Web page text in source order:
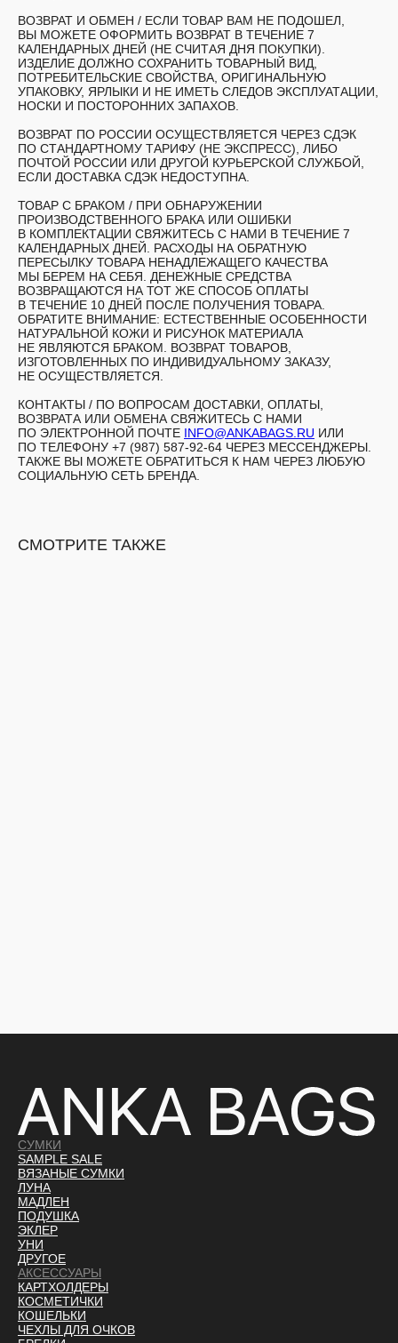
ВОЗВРАТ И ОБМЕН / ЕСЛИ ТОВАР ВАМ НЕ ПОДОШЕЛ,
ВЫ МОЖЕТЕ ОФОРМИТЬ ВОЗВРАТ В ТЕЧЕНИЕ 7
КАЛЕНДАРНЫХ ДНЕЙ (НЕ СЧИТАЯ ДНЯ ПОКУПКИ).
ИЗДЕЛИЕ ДОЛЖНО СОХРАНИТЬ ТОВАРНЫЙ ВИД,
ПОТРЕБИТЕЛЬСКИЕ СВОЙСТВА, ОРИГИНАЛЬНУЮ
УПАКОВКУ, ЯРЛЫКИ И НЕ ИМЕТЬ СЛЕДОВ ЭКСПЛУАТАЦИИ,
НОСКИ И ПОСТОРОННИХ ЗАПАХОВ.
ВОЗВРАТ ПО РОССИИ ОСУЩЕСТВЛЯЕТСЯ ЧЕРЕЗ СДЭК
ПО СТАНДАРТНОМУ ТАРИФУ (НЕ ЭКСПРЕСС), ЛИБО
ПОЧТОЙ РОССИИ ИЛИ ДРУГОЙ КУРЬЕРСКОЙ СЛУЖБОЙ,
ЕСЛИ ДОСТАВКА СДЭК НЕДОСТУПНА.
ТОВАР С БРАКОМ / ПРИ ОБНАРУЖЕНИИ
ПРОИЗВОДСТВЕННОГО БРАКА ИЛИ ОШИБКИ
В КОМПЛЕКТАЦИИ СВЯЖИТЕСЬ С НАМИ В ТЕЧЕНИЕ 7
КАЛЕНДАРНЫХ ДНЕЙ. РАСХОДЫ НА ОБРАТНУЮ
ПЕРЕСЫЛКУ ТОВАРА НЕНАДЛЕЖАЩЕГО КАЧЕСТВА
МЫ БЕРЕМ НА СЕБЯ. ДЕНЕЖНЫЕ СРЕДСТВА
ВОЗВРАЩАЮТСЯ НА ТОТ ЖЕ СПОСОБ ОПЛАТЫ
В ТЕЧЕНИЕ 10 ДНЕЙ ПОСЛЕ ПОЛУЧЕНИЯ ТОВАРА.
ОБРАТИТЕ ВНИМАНИЕ: ЕСТЕСТВЕННЫЕ ОСОБЕННОСТИ
НАТУРАЛЬНОЙ КОЖИ И РИСУНОК МАТЕРИАЛА
НЕ ЯВЛЯЮТСЯ БРАКОМ. ВОЗВРАТ ТОВАРОВ,
ИЗГОТОВЛЕННЫХ ПО ИНДИВИДУАЛЬНОМУ ЗАКАЗУ,
НЕ ОСУЩЕСТВЛЯЕТСЯ.
КОНТАКТЫ / ПО ВОПРОСАМ ДОСТАВКИ, ОПЛАТЫ,
ВОЗВРАТА ИЛИ ОБМЕНА СВЯЖИТЕСЬ С НАМИ
ПО ЭЛЕКТРОННОЙ ПОЧТЕ INFO@ANKABAGS.RU ИЛИ
ПО ТЕЛЕФОНУ +7 (987) 587-92-64 ЧЕРЕЗ МЕССЕНДЖЕРЫ.
ТАКЖЕ ВЫ МОЖЕТЕ ОБРАТИТЬСЯ К НАМ ЧЕРЕЗ ЛЮБУЮ
СОЦИАЛЬНУЮ СЕТЬ БРЕНДА.
СМОТРИТЕ ТАКЖЕ
СУМКИ
SAMPLE SALE
ВЯЗАНЫЕ СУМКИ
ЛУНА
МАДЛЕН
ПОДУШКА
ЭКЛЕР
УНИ
ДРУГОЕ
АКСЕССУАРЫ
КАРТХОЛДЕРЫ
КОСМЕТИЧКИ
КОШЕЛЬКИ
ЧЕХЛЫ ДЛЯ ОЧКОВ